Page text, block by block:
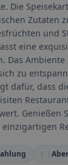
Die
Zutaten
und
eine
Das
zu
dafür, dass
Genießen
🍽️